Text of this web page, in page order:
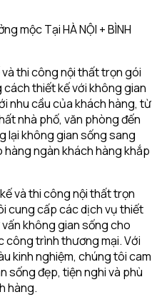
mộc Tại HÀ NỘI + BÌNH
thi công nội thất trọn gói
thiết kế với không gian
nhu cầu của khách hàng, từ
nhà phố, văn phòng đến
lại không gian sống sang
ngàn khách hàng khắp
và thi công nội thất trọn
cung cấp các dịch vụ thiết
không gian sống cho
công trình thương mại. Với
kinh nghiệm, chúng tôi cam
sống đẹp, tiện nghi và phù
hàng.